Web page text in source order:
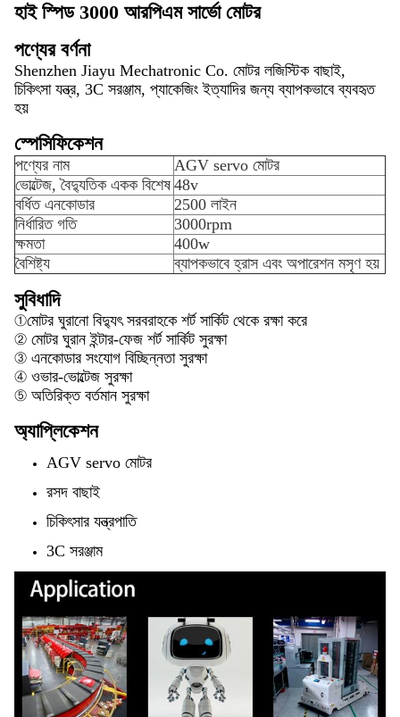
হাই স্পিড 3000 আরপিএম সার্ভো মোটর
পণ্যের বর্ণনা
Shenzhen Jiayu Mechatronic Co. মোটর লজিস্টিক বাছাই,
চিকিৎসা যন্ত্র, 3C সরঞ্জাম, প্যাকেজিং ইত্যাদির জন্য ব্যাপকভাবে ব্যবহৃত
হয়
স্পেসিফিকেশন
পণ্যের নাম
AGV servo মোটর
ভোল্টেজ, বৈদ্যুতিক একক বিশেষ 48v
বর্ধিত এনকোডার
2500 লাইন
নির্ধারিত গতি
3000rpm
ক্ষমতা
400w
বৈশিষ্ট্য
ব্যাপকভাবে হ্রাস এবং অপারেশন মসৃণ হয়
সুবিধাদি
①মোটর ঘুরানো বিদ্যুৎ সরবরাহকে শর্ট সার্কিট থেকে রক্ষা করে
② মোটর ঘুরান ইন্টার-ফেজ শর্ট সার্কিট সুরক্ষা
③ এনকোডার সংযোগ বিচ্ছিন্নতা সুরক্ষা
④ ওভার-ভোল্টেজ সুরক্ষা
⑤ অতিরিক্ত বর্তমান সুরক্ষা
অ্যাপ্লিকেশন
AGV servo মোটর
রসদ বাছাই
চিকিৎসার যন্ত্রপাতি
3C সরঞ্জাম